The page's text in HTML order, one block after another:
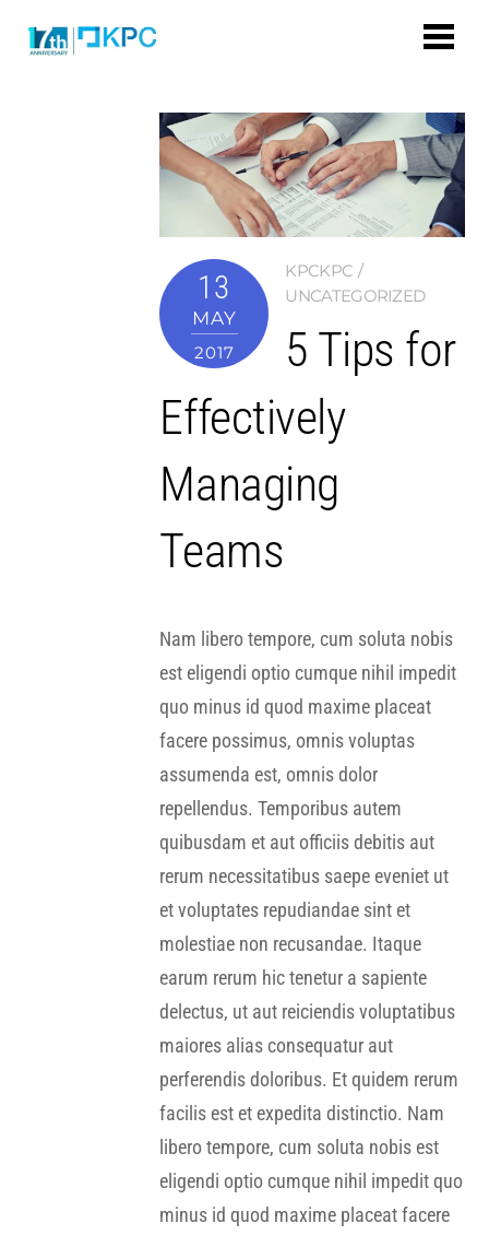
13
MAY
2017
KPCKPC
UNCATEGORIZED
5 Tips for
Effectively
Managing
Teams
Nam libero tempore, cum soluta nobis
est eligendi optio cumque nihil impedit
quo minus id quod maxime placeat
facere possimus, omnis voluptas
assumenda est, omnis dolor
repellendus. Temporibus autem
quibusdam et aut officiis debitis aut
rerum necessitatibus saepe eveniet ut
et voluptates repudiandae sint et
molestiae non recusandae. Itaque
earum rerum hic tenetur a sapiente
delectus, ut aut reiciendis voluptatibus
maiores alias consequatur aut
perferendis doloribus. Et quidem rerum
facilis est et expedita distinctio. Nam
libero tempore, cum soluta nobis est
eligendi optio cumque nihil impedit quo
minus id quod maxime placeat facere